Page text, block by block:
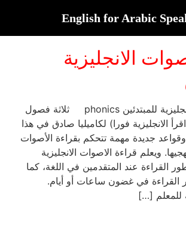
الانجليزية
قراءة الاصوات الانجليزية للمبتدئين phonics ثلاثة فصول
الانجليزية فورا) لكاميليا صادق في هذا
جديدة مهمة تتحكم بقراءة الأصوات
ويعلم قراءة الاصوات الانجليزية
القراءة عند المتقدمين في اللغة، كما
في غضون ساعات أو أيام.
للمعلم […]
English for Arabic